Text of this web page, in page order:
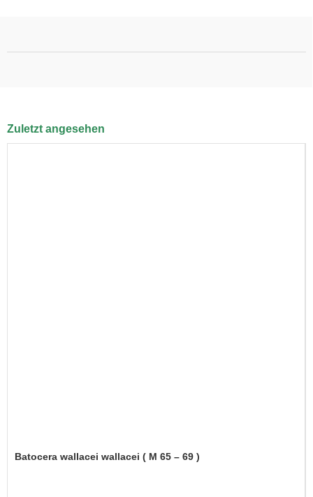
Zuletzt angesehen
Batocera wallacei wallacei ( M 65 – 69 )